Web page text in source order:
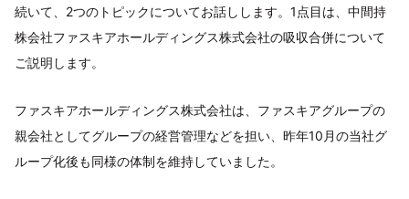
続いて、2つのトピックについてお話しします。1点目は、中間持
株会社ファスキアホールディングス株式会社の吸収合併について
ご説明します。
ファスキアホールディングス株式会社は、ファスキアグループの
親会社としてグループの経営管理などを担い、昨年10月の当社グ
ループ化後も同様の体制を維持していました。